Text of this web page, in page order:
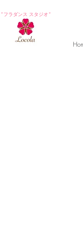
*フラダンス スタジオ*